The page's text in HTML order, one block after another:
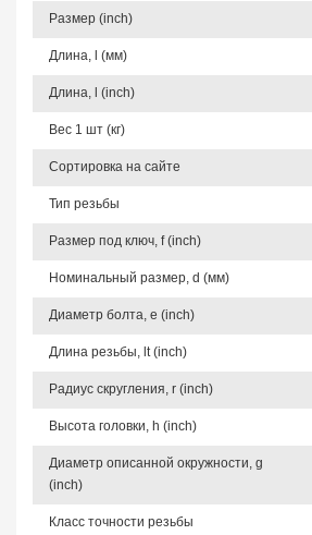
Размер (inch)
Длина, l (мм)
Длина, l (inch)
Вес 1 шт (кг)
Сортировка на сайте
Тип резьбы
Размер под ключ, f (inch)
Номинальный размер, d (мм)
Диаметр болта, e (inch)
Длина резьбы, lt (inch)
Радиус скругления, r (inch)
Высота головки, h (inch)
Диаметр описанной окружности, g
(inch)
Класс точности резьбы